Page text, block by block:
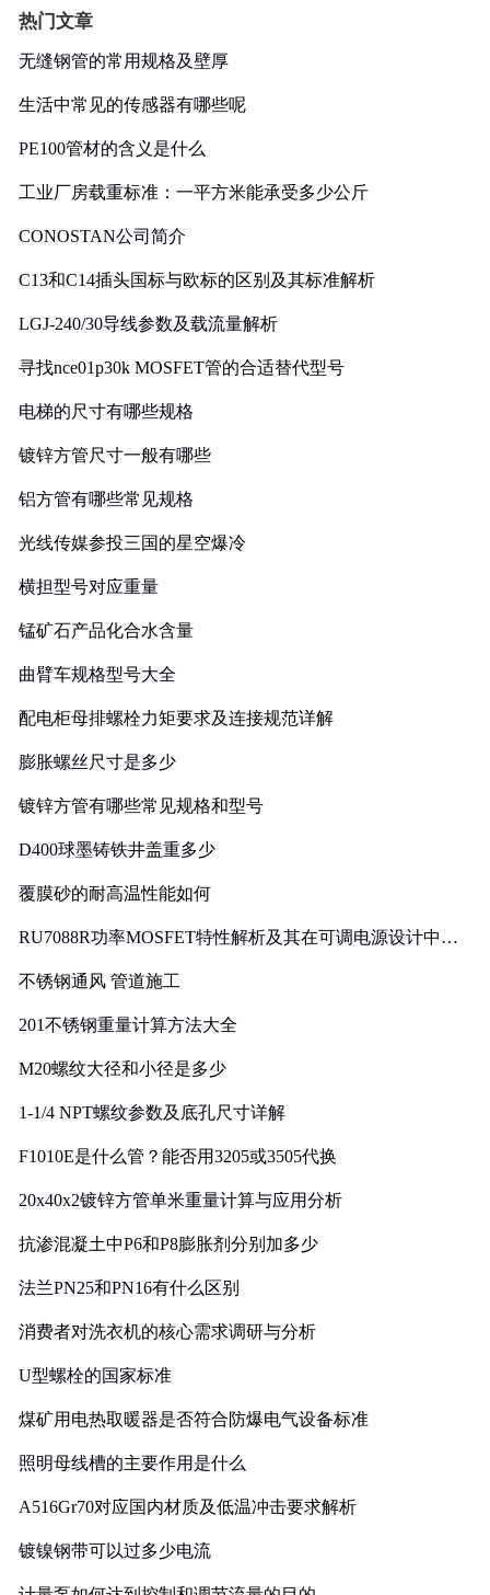
热门文章
无缝钢管的常用规格及壁厚
生活中常见的传感器有哪些呢
PE100管材的含义是什么
工业厂房载重标准：一平方米能承受多少公斤
CONOSTAN公司简介
C13和C14插头国标与欧标的区别及其标准解析
LGJ-240/30导线参数及载流量解析
寻找nce01p30k MOSFET管的合适替代型号
电梯的尺寸有哪些规格
镀锌方管尺寸一般有哪些
铝方管有哪些常见规格
光线传媒参投三国的星空爆冷
横担型号对应重量
锰矿石产品化合水含量
曲臂车规格型号大全
配电柜母排螺栓力矩要求及连接规范详解
膨胀螺丝尺寸是多少
镀锌方管有哪些常见规格和型号
D400球墨铸铁井盖重多少
覆膜砂的耐高温性能如何
RU7088R功率MOSFET特性解析及其在可调电源设计中的
不锈钢通风 管道施工
201不锈钢重量计算方法大全
M20螺纹大径和小径是多少
1-1/4 NPT螺纹参数及底孔尺寸详解
F1010E是什么管？能否用3205或3505代换
20x40x2镀锌方管单米重量计算与应用分析
抗渗混凝土中P6和P8膨胀剂分别加多少
法兰PN25和PN16有什么区别
消费者对洗衣机的核心需求调研与分析
U型螺栓的国家标准
煤矿用电热取暖器是否符合防爆电气设备标准
照明母线槽的主要作用是什么
A516Gr70对应国内材质及低温冲击要求解析
镀镍钢带可以过多少电流